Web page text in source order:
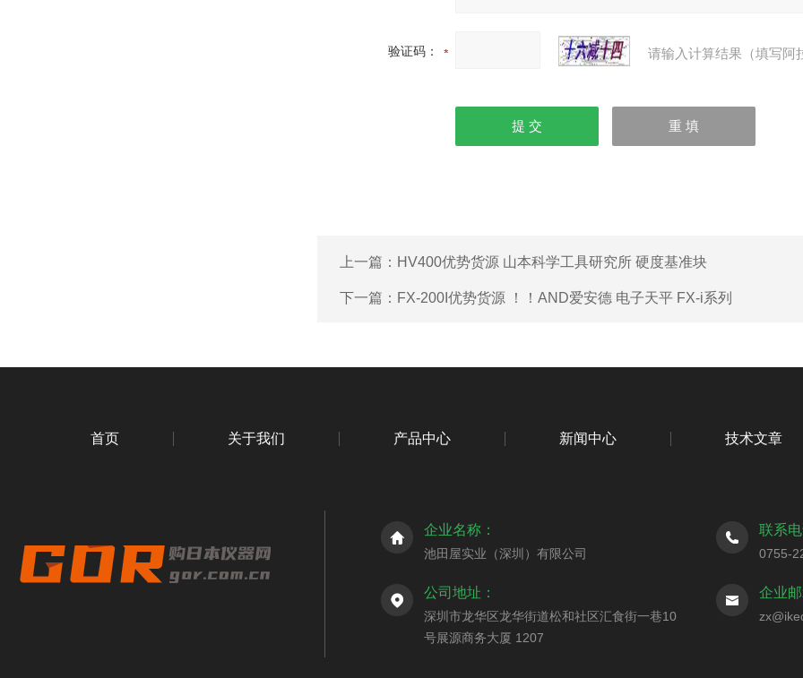
验证码： 请输入计算结果（填写阿
上一篇： HV400优势货源 山本科学工具研究所 硬度基准块
下一篇： FX-200I优势货源 ！！AND爱安德 电子天平 FX-i系列
首页 关于我们 产品中心 新闻中心 技术文章
企业名称：
池田屋实业（深圳）有限公司
联系电
0755-
公司地址：
深圳市龙华区龙华街道松和社区汇食街一巷10
号展源商务大厦 1207
企业邮